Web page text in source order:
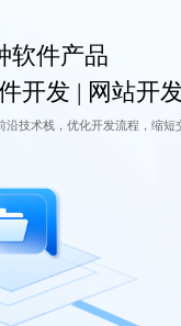
软件产品
开发 | 网站开
技术栈，优化开发流程，缩